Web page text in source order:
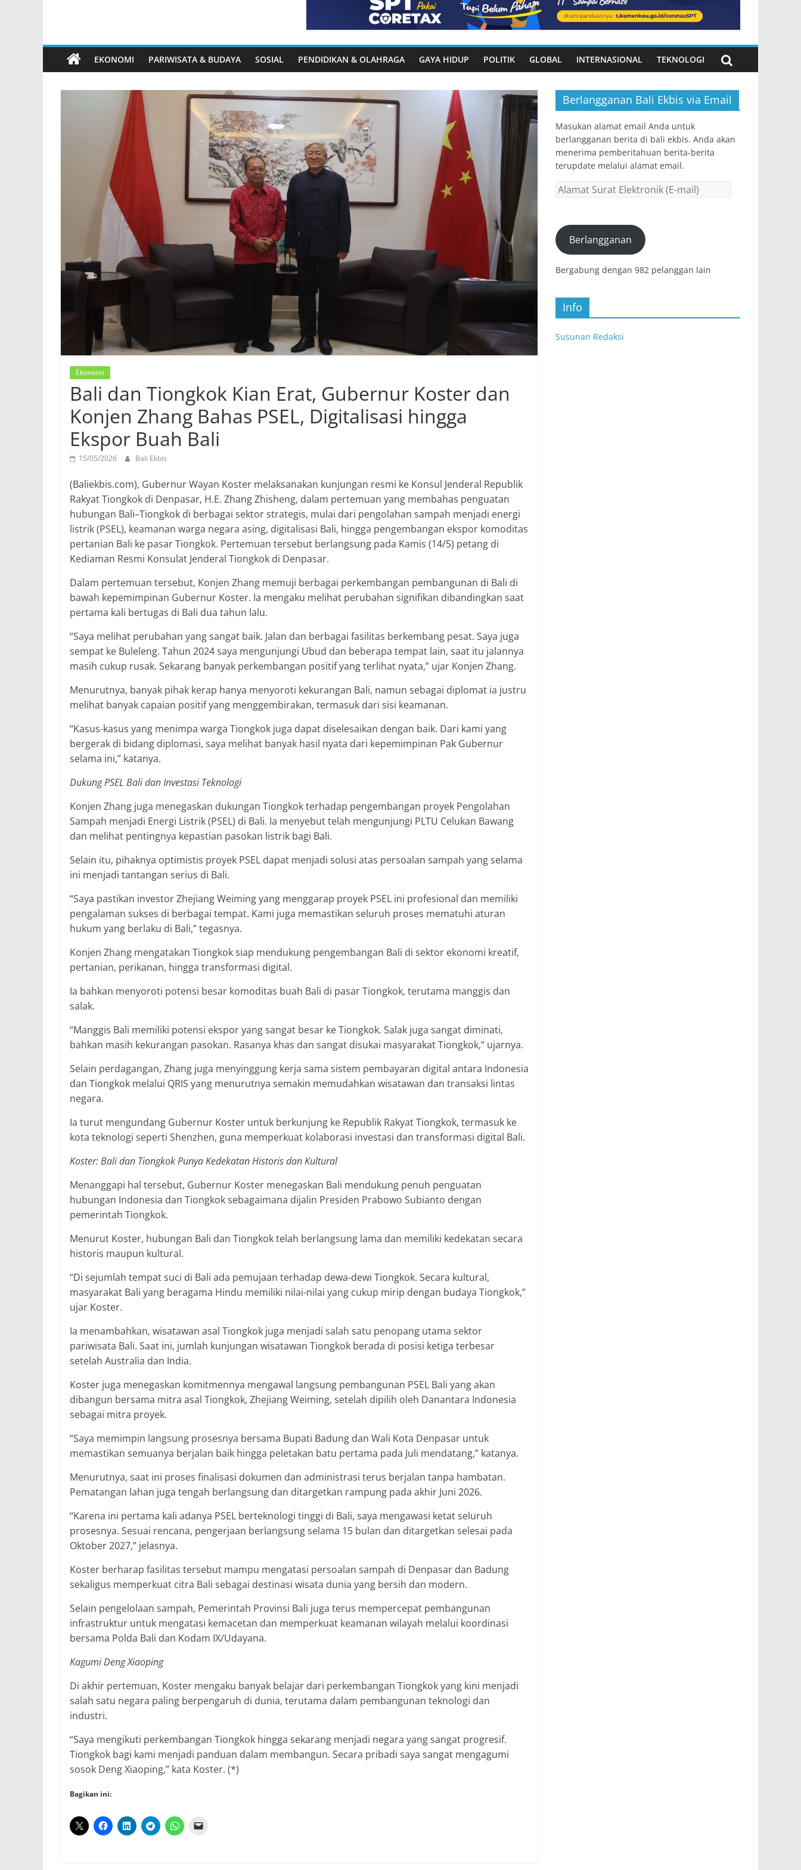
EKONOMI PARIWISATA & BUDAYA SOSIAL PENDIDIKAN & OLAHRAGA GAYA HIDUP POLITIK GLOBAL INTERNASIONAL TEKNOLOGI
Ekonomi
Bali dan Tiongkok Kian Erat, Gubernur Koster dan
Konjen Zhang Bahas PSEL, Digitalisasi hingga
Ekspor Buah Bali
15/05/2026 Bali Ekbis
(Baliekbis.com), Gubernur Wayan Koster melaksanakan kunjungan resmi ke Konsul Jenderal Republik
Rakyat Tiongkok di Denpasar, H.E. Zhang Zhisheng, dalam pertemuan yang membahas penguatan
hubungan Bali–Tiongkok di berbagai sektor strategis, mulai dari pengolahan sampah menjadi energi
listrik (PSEL), keamanan warga negara asing, digitalisasi Bali, hingga pengembangan ekspor komoditas
pertanian Bali ke pasar Tiongkok. Pertemuan tersebut berlangsung pada Kamis (14/5) petang di
Kediaman Resmi Konsulat Jenderal Tiongkok di Denpasar.
Dalam pertemuan tersebut, Konjen Zhang memuji berbagai perkembangan pembangunan di Bali di
bawah kepemimpinan Gubernur Koster. Ia mengaku melihat perubahan signifikan dibandingkan saat
pertama kali bertugas di Bali dua tahun lalu.
“Saya melihat perubahan yang sangat baik. Jalan dan berbagai fasilitas berkembang pesat. Saya juga
sempat ke Buleleng. Tahun 2024 saya mengunjungi Ubud dan beberapa tempat lain, saat itu jalannya
masih cukup rusak. Sekarang banyak perkembangan positif yang terlihat nyata,” ujar Konjen Zhang.
Menurutnya, banyak pihak kerap hanya menyoroti kekurangan Bali, namun sebagai diplomat ia justru
melihat banyak capaian positif yang menggembirakan, termasuk dari sisi keamanan.
“Kasus-kasus yang menimpa warga Tiongkok juga dapat diselesaikan dengan baik. Dari kami yang
bergerak di bidang diplomasi, saya melihat banyak hasil nyata dari kepemimpinan Pak Gubernur
selama ini,” katanya.
Dukung PSEL Bali dan Investasi Teknologi
Konjen Zhang juga menegaskan dukungan Tiongkok terhadap pengembangan proyek Pengolahan
Sampah menjadi Energi Listrik (PSEL) di Bali. Ia menyebut telah mengunjungi PLTU Celukan Bawang
dan melihat pentingnya kepastian pasokan listrik bagi Bali.
Selain itu, pihaknya optimistis proyek PSEL dapat menjadi solusi atas persoalan sampah yang selama
ini menjadi tantangan serius di Bali.
“Saya pastikan investor Zhejiang Weiming yang menggarap proyek PSEL ini profesional dan memiliki
pengalaman sukses di berbagai tempat. Kami juga memastikan seluruh proses mematuhi aturan
hukum yang berlaku di Bali,” tegasnya.
Konjen Zhang mengatakan Tiongkok siap mendukung pengembangan Bali di sektor ekonomi kreatif,
pertanian, perikanan, hingga transformasi digital.
Ia bahkan menyoroti potensi besar komoditas buah Bali di pasar Tiongkok, terutama manggis dan
salak.
“Manggis Bali memiliki potensi ekspor yang sangat besar ke Tiongkok. Salak juga sangat diminati,
bahkan masih kekurangan pasokan. Rasanya khas dan sangat disukai masyarakat Tiongkok,” ujarnya.
Selain perdagangan, Zhang juga menyinggung kerja sama sistem pembayaran digital antara Indonesia
dan Tiongkok melalui QRIS yang menurutnya semakin memudahkan wisatawan dan transaksi lintas
negara.
Ia turut mengundang Gubernur Koster untuk berkunjung ke Republik Rakyat Tiongkok, termasuk ke
kota teknologi seperti Shenzhen, guna memperkuat kolaborasi investasi dan transformasi digital Bali.
Koster: Bali dan Tiongkok Punya Kedekatan Historis dan Kultural
Menanggapi hal tersebut, Gubernur Koster menegaskan Bali mendukung penuh penguatan
hubungan Indonesia dan Tiongkok sebagaimana dijalin Presiden Prabowo Subianto dengan
pemerintah Tiongkok.
Menurut Koster, hubungan Bali dan Tiongkok telah berlangsung lama dan memiliki kedekatan secara
historis maupun kultural.
“Di sejumlah tempat suci di Bali ada pemujaan terhadap dewa-dewi Tiongkok. Secara kultural,
masyarakat Bali yang beragama Hindu memiliki nilai-nilai yang cukup mirip dengan budaya Tiongkok,”
ujar Koster.
Ia menambahkan, wisatawan asal Tiongkok juga menjadi salah satu penopang utama sektor
pariwisata Bali. Saat ini, jumlah kunjungan wisatawan Tiongkok berada di posisi ketiga terbesar
setelah Australia dan India.
Koster juga menegaskan komitmennya mengawal langsung pembangunan PSEL Bali yang akan
dibangun bersama mitra asal Tiongkok, Zhejiang Weiming, setelah dipilih oleh Danantara Indonesia
sebagai mitra proyek.
“Saya memimpin langsung prosesnya bersama Bupati Badung dan Wali Kota Denpasar untuk
memastikan semuanya berjalan baik hingga peletakan batu pertama pada Juli mendatang,” katanya.
Menurutnya, saat ini proses finalisasi dokumen dan administrasi terus berjalan tanpa hambatan.
Pematangan lahan juga tengah berlangsung dan ditargetkan rampung pada akhir Juni 2026.
“Karena ini pertama kali adanya PSEL berteknologi tinggi di Bali, saya mengawasi ketat seluruh
prosesnya. Sesuai rencana, pengerjaan berlangsung selama 15 bulan dan ditargetkan selesai pada
Oktober 2027,” jelasnya.
Koster berharap fasilitas tersebut mampu mengatasi persoalan sampah di Denpasar dan Badung
sekaligus memperkuat citra Bali sebagai destinasi wisata dunia yang bersih dan modern.
Selain pengelolaan sampah, Pemerintah Provinsi Bali juga terus mempercepat pembangunan
infrastruktur untuk mengatasi kemacetan dan memperkuat keamanan wilayah melalui koordinasi
bersama Polda Bali dan Kodam IX/Udayana.
Kagumi Deng Xiaoping
Di akhir pertemuan, Koster mengaku banyak belajar dari perkembangan Tiongkok yang kini menjadi
salah satu negara paling berpengaruh di dunia, terutama dalam pembangunan teknologi dan
industri.
“Saya mengikuti perkembangan Tiongkok hingga sekarang menjadi negara yang sangat progresif.
Tiongkok bagi kami menjadi panduan dalam membangun. Secara pribadi saya sangat mengagumi
sosok Deng Xiaoping,” kata Koster. (*)
Bagikan ini:
Berlangganan Bali Ekbis via Email
Masukan alamat email Anda untuk
berlangganan berita di bali ekbis. Anda akan
menerima pemberitahuan berita-berita
terupdate melalui alamat email.
Alamat
(E-
mail)Berlangganan
Bergabung dengan 982 pelanggan lain
Info
Susunan Redaksi